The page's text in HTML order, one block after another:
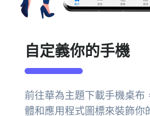
自定義你的手機
前往華為主題下載手機桌布
體和應用程式圖標來裝飾你